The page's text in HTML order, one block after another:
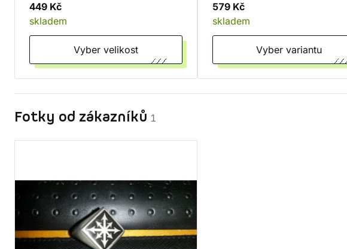
449 Kč
skladem
Vyber velikost
579 Kč
skladem
Vyber variantu
Fotky od zákazníků 1